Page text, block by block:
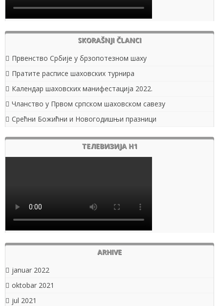
SKORAŠNJI ČLANCI
Првенство Србије у брзопотезном шаху
Пратите расписе шаховских турнира
Календар шаховских манифестација 2022.
Чланство у Првом српском шаховском савезу
Срећни Божићни и Новогодишњи празници
ТЕЛЕВИЗИЈА Н1
ARHIVE
januar 2022
oktobar 2021
jul 2021